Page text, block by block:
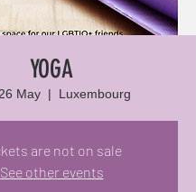
YOGA
May
  |
Luxembourg
are not on sale
See other events